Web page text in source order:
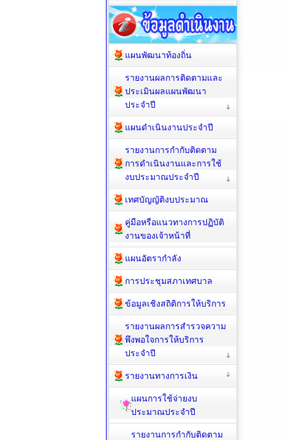
แผนพัฒนาท้องถิ่น
รายงานผลการติดตามและ
ประเมินผลแผนพัฒนา
ประจำปี
แผนดำเนินงานประจำปี
รายงานการกำกับติดตาม
การดำเนินงานและการใช้
งบประมาณประจำปี
เทศบัญญัติงบประมาณ
คู่มือหรือแนวทางการปฏิบัติ
งานของเจ้าหน้าที่
แผนอัตรากำลัง
การประชุมสภาเทศบาล
ข้อมูลเชิงสถิติการให้บริการ
รายงานผลการสำรวจความ
พึงพอใจการให้บริการ
ประจำปี
รายงานทางการเงิน
แผนการใช้จ่ายงบ
ประมาณประจำปี
รายงานการกำกับติดตาม